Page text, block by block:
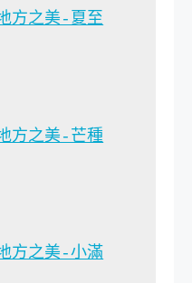
方之美-夏至
方之美-芒種
方之美-小滿